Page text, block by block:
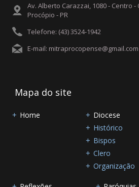
Av. Alberto Carazzai, 1080 - Centro -
Procópio - PR
Telefone: (43) 3524-1942
E-mail: mitraprocopense@gmail.com
Mapa do site
Home
Diocese
Histórico
Bispos
Clero
Organização